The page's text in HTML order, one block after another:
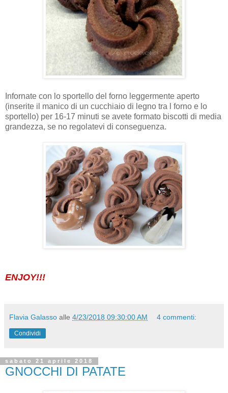
Infornate con lo sportello del forno leggermente aperto
(inserite il manico di un cucchiaio di legno tra l forno e lo
sportello) per 16-17 minuti se avete formato biscotti di media
grandezza, se no regolatevi di conseguenza.
ENJOY!!!
Flavia Galasso alle 4/23/2018 09:30:00 AM 4 commenti:
Condividi
sabato 21 aprile 2018
GNOCCHI DI PATATE